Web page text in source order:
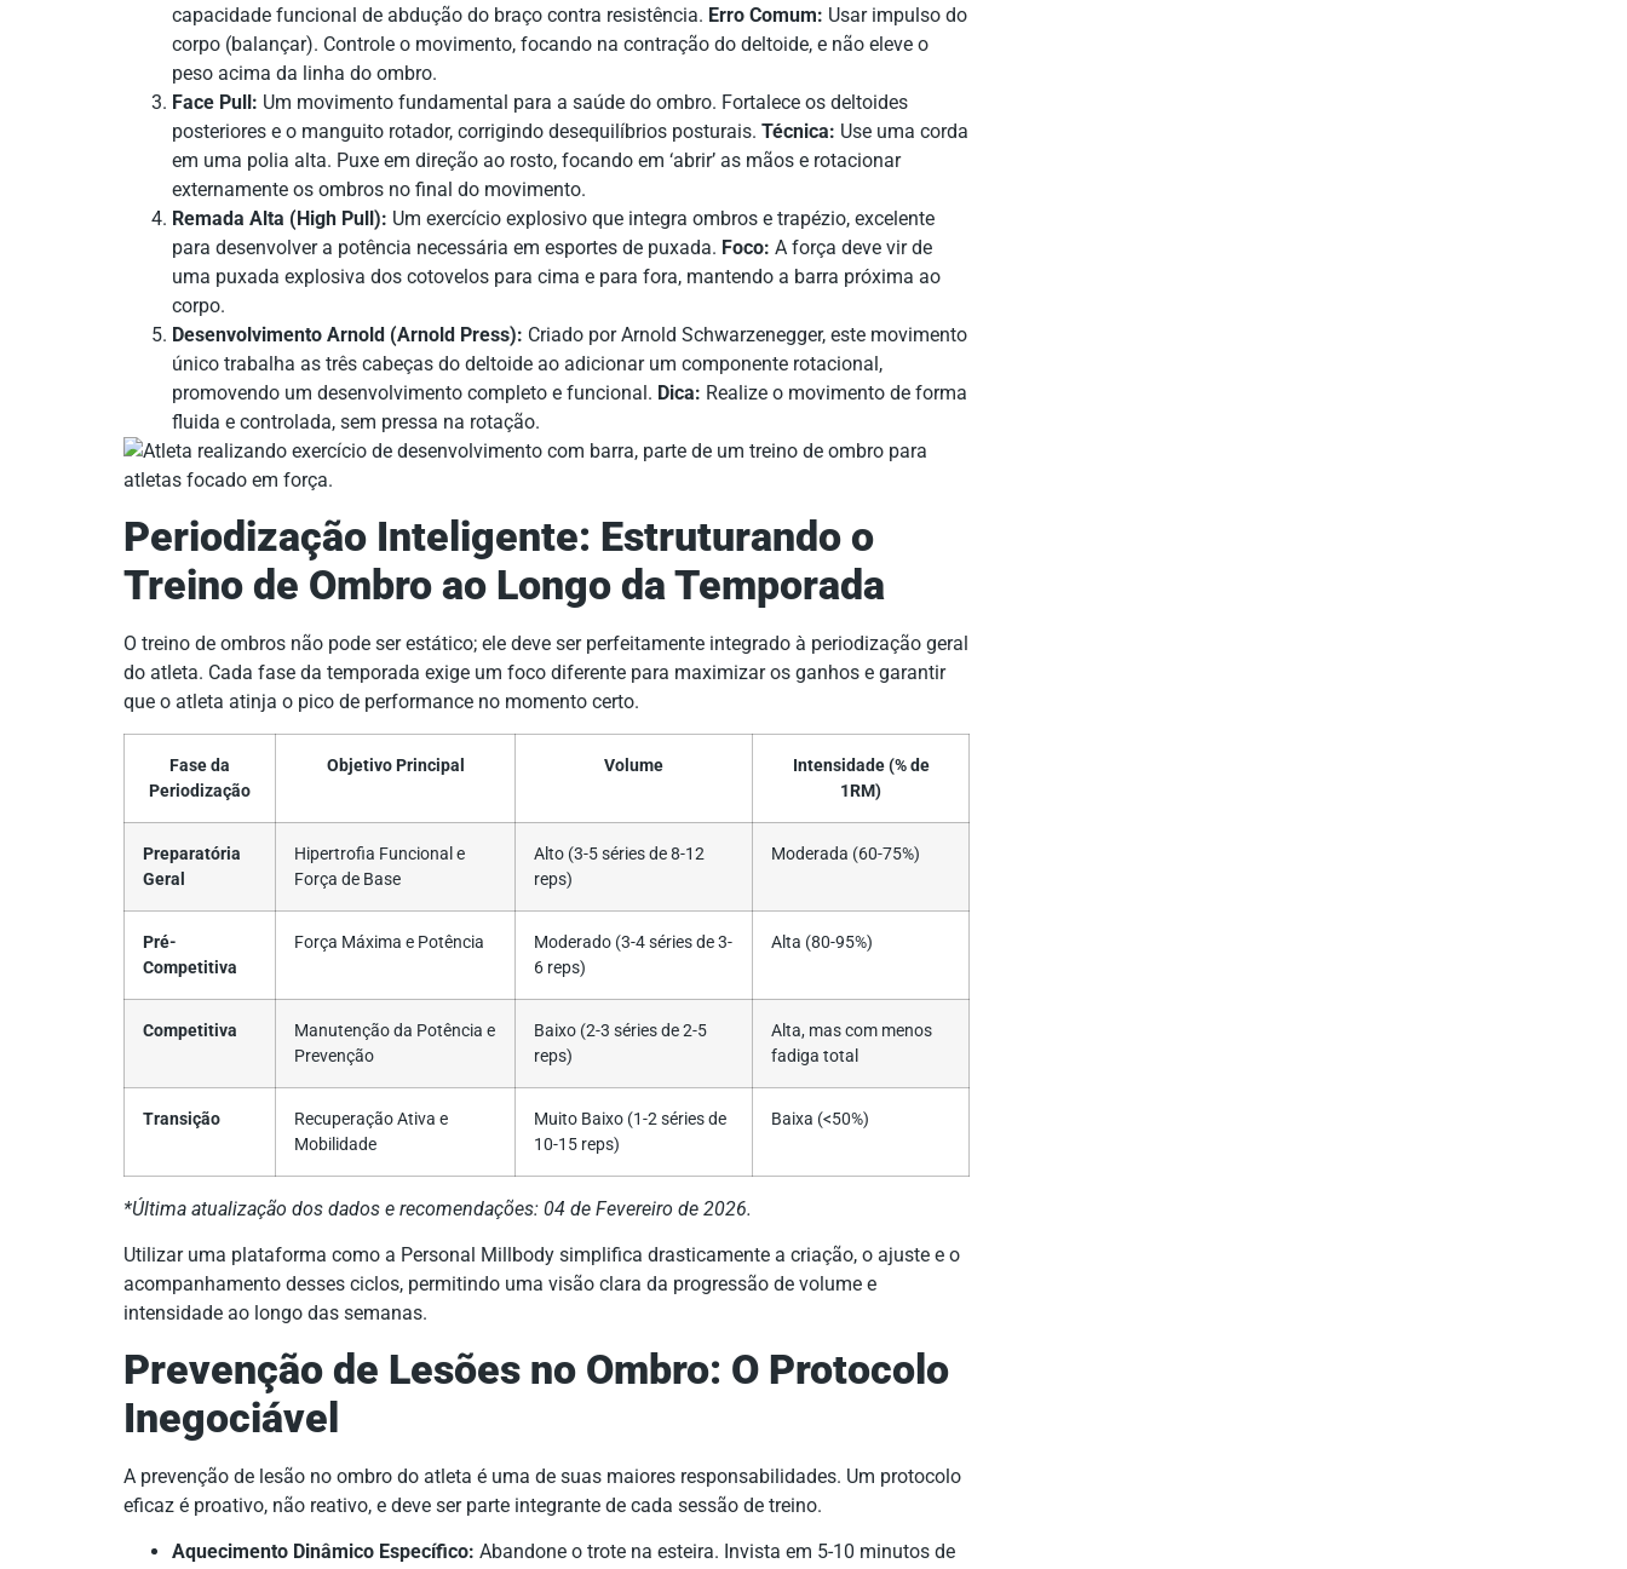
capacidade funcional de abdução do braço contra resistência. Erro Comum: Usar impulso do
corpo (balançar). Controle o movimento, focando na contração do deltoide, e não eleve o
peso acima da linha do ombro.
Face Pull: Um movimento fundamental para a saúde do ombro. Fortalece os deltoides
posteriores e o manguito rotador, corrigindo desequilíbrios posturais. Técnica: Use uma corda
em uma polia alta. Puxe em direção ao rosto, focando em ‘abrir’ as mãos e rotacionar
externamente os ombros no final do movimento.
Remada Alta (High Pull): Um exercício explosivo que integra ombros e trapézio, excelente
para desenvolver a potência necessária em esportes de puxada. Foco: A força deve vir de
uma puxada explosiva dos cotovelos para cima e para fora, mantendo a barra próxima ao
corpo.
Desenvolvimento Arnold (Arnold Press): Criado por Arnold Schwarzenegger, este movimento
único trabalha as três cabeças do deltoide ao adicionar um componente rotacional,
promovendo um desenvolvimento completo e funcional. Dica: Realize o movimento de forma
fluida e controlada, sem pressa na rotação.
Periodização Inteligente: Estruturando o
Treino de Ombro ao Longo da Temporada
O treino de ombros não pode ser estático; ele deve ser perfeitamente integrado à periodização geral
do atleta. Cada fase da temporada exige um foco diferente para maximizar os ganhos e garantir
que o atleta atinja o pico de performance no momento certo.
Fase da
Periodização
Objetivo Principal Volume
Intensidade (% de
1RM)
Preparatória
Geral
Hipertrofia Funcional e
Força de Base
Alto (3-5 séries de 8-12
reps)
Moderada (60-75%)
Pré-
Competitiva
Força Máxima e Potência
Moderado (3-4 séries de 3-
6 reps)
Alta (80-95%)
Competitiva
Manutenção da Potência e
Prevenção
Baixo (2-3 séries de 2-5
reps)
Alta, mas com menos
fadiga total
Transição
Recuperação Ativa e
Mobilidade
Muito Baixo (1-2 séries de
10-15 reps)
Baixa (<50%)
*Última atualização dos dados e recomendações: 04 de Fevereiro de 2026.
Utilizar uma plataforma como a Personal Millbody simplifica drasticamente a criação, o ajuste e o
acompanhamento desses ciclos, permitindo uma visão clara da progressão de volume e
intensidade ao longo das semanas.
Prevenção de Lesões no Ombro: O Protocolo
Inegociável
A prevenção de lesão no ombro do atleta é uma de suas maiores responsabilidades. Um protocolo
eficaz é proativo, não reativo, e deve ser parte integrante de cada sessão de treino.
Aquecimento Dinâmico Específico: Abandone o trote na esteira. Invista em 5-10 minutos de